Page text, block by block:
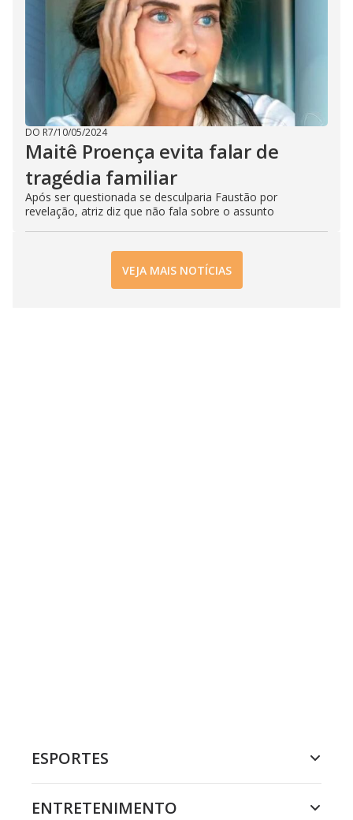
DO R7/10/05/2024
Maitê Proença evita falar de
tragédia familiar
Após ser questionada se desculparia Faustão por
revelação, atriz diz que não fala sobre o assunto
VEJA MAIS NOTÍCIAS
ESPORTES
ENTRETENIMENTO